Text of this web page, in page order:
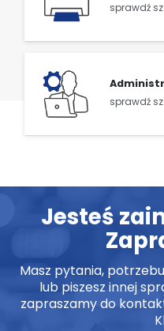
sprawdź
sprawdź
Jesteś
Masz pytania,
lub piszesz innej
zapraszamy do